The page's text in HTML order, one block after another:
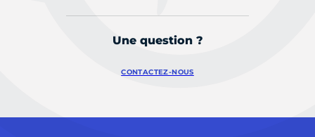
Une question ?
CONTACTEZ-NOUS